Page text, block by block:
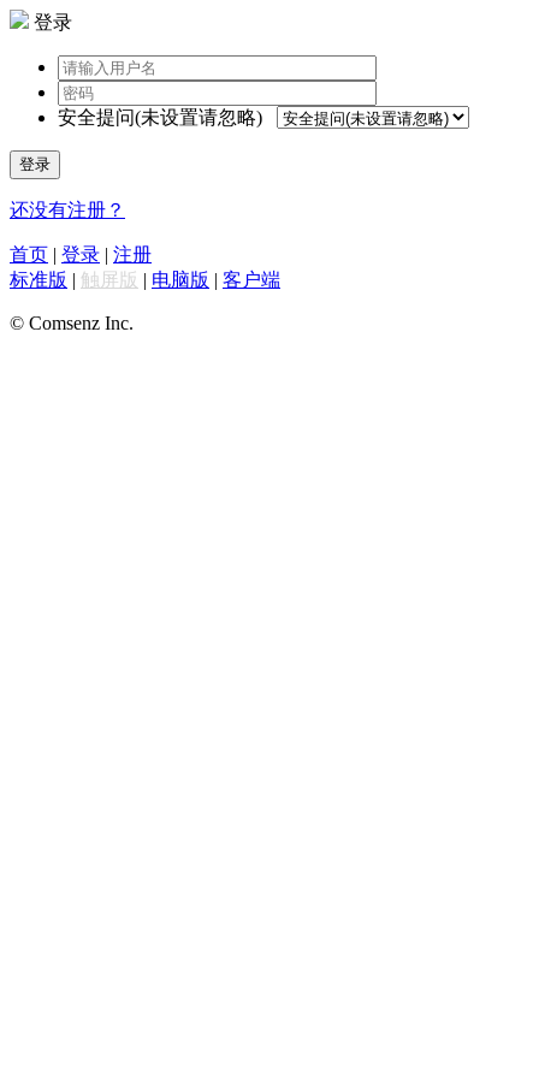
登录
安全提问(未设置请忽略)
登录
还没有注册？
首页 | 登录 | 注册
标准版 | 触屏版 | 电脑版 | 客户端
© Comsenz Inc.